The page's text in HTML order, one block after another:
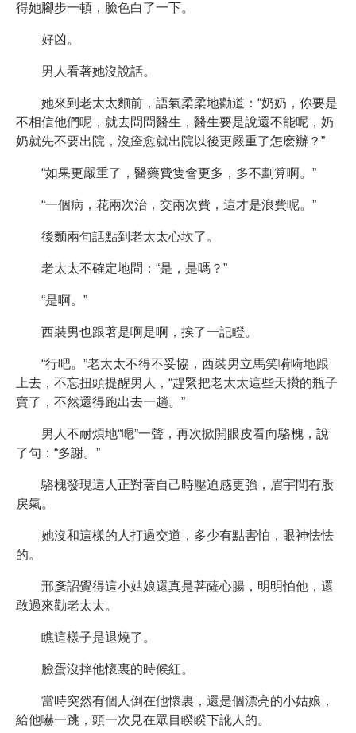
得她腳步一頓，臉色白了一下。
好凶。
男人看著她沒說話。
她來到老太太麵前，語氣柔柔地勸道：“奶奶，你要是
不相信他們呢，就去問問醫生，醫生要是說還不能呢，奶
奶就先不要出院，沒痊愈就出院以後更嚴重了怎麽辦？”
“如果更嚴重了，醫藥費隻會更多，多不劃算啊。”
“一個病，花兩次治，交兩次費，這才是浪費呢。”
後麵兩句話點到老太太心坎了。
老太太不確定地問：“是，是嗎？”
“是啊。”
西裝男也跟著是啊是啊，挨了一記瞪。
“行吧。”老太太不得不妥協，西裝男立馬笑嗬嗬地跟
上去，不忘扭頭提醒男人，“趕緊把老太太這些天攢的瓶子
賣了，不然還得跑出去一趟。”
男人不耐煩地“嗯”一聲，再次掀開眼皮看向駱槐，說
了句：“多謝。”
駱槐發現這人正對著自己時壓迫感更強，眉宇間有股
戾氣。
她沒和這樣的人打過交道，多少有點害怕，眼神怯怯
的。
邢彥詔覺得這小姑娘還真是菩薩心腸，明明怕他，還
敢過來勸老太太。
瞧這樣子是退燒了。
臉蛋沒摔他懷裏的時候紅。
當時突然有個人倒在他懷裏，還是個漂亮的小姑娘，
給他嚇一跳，頭一次見在眾目睽睽下訛人的。